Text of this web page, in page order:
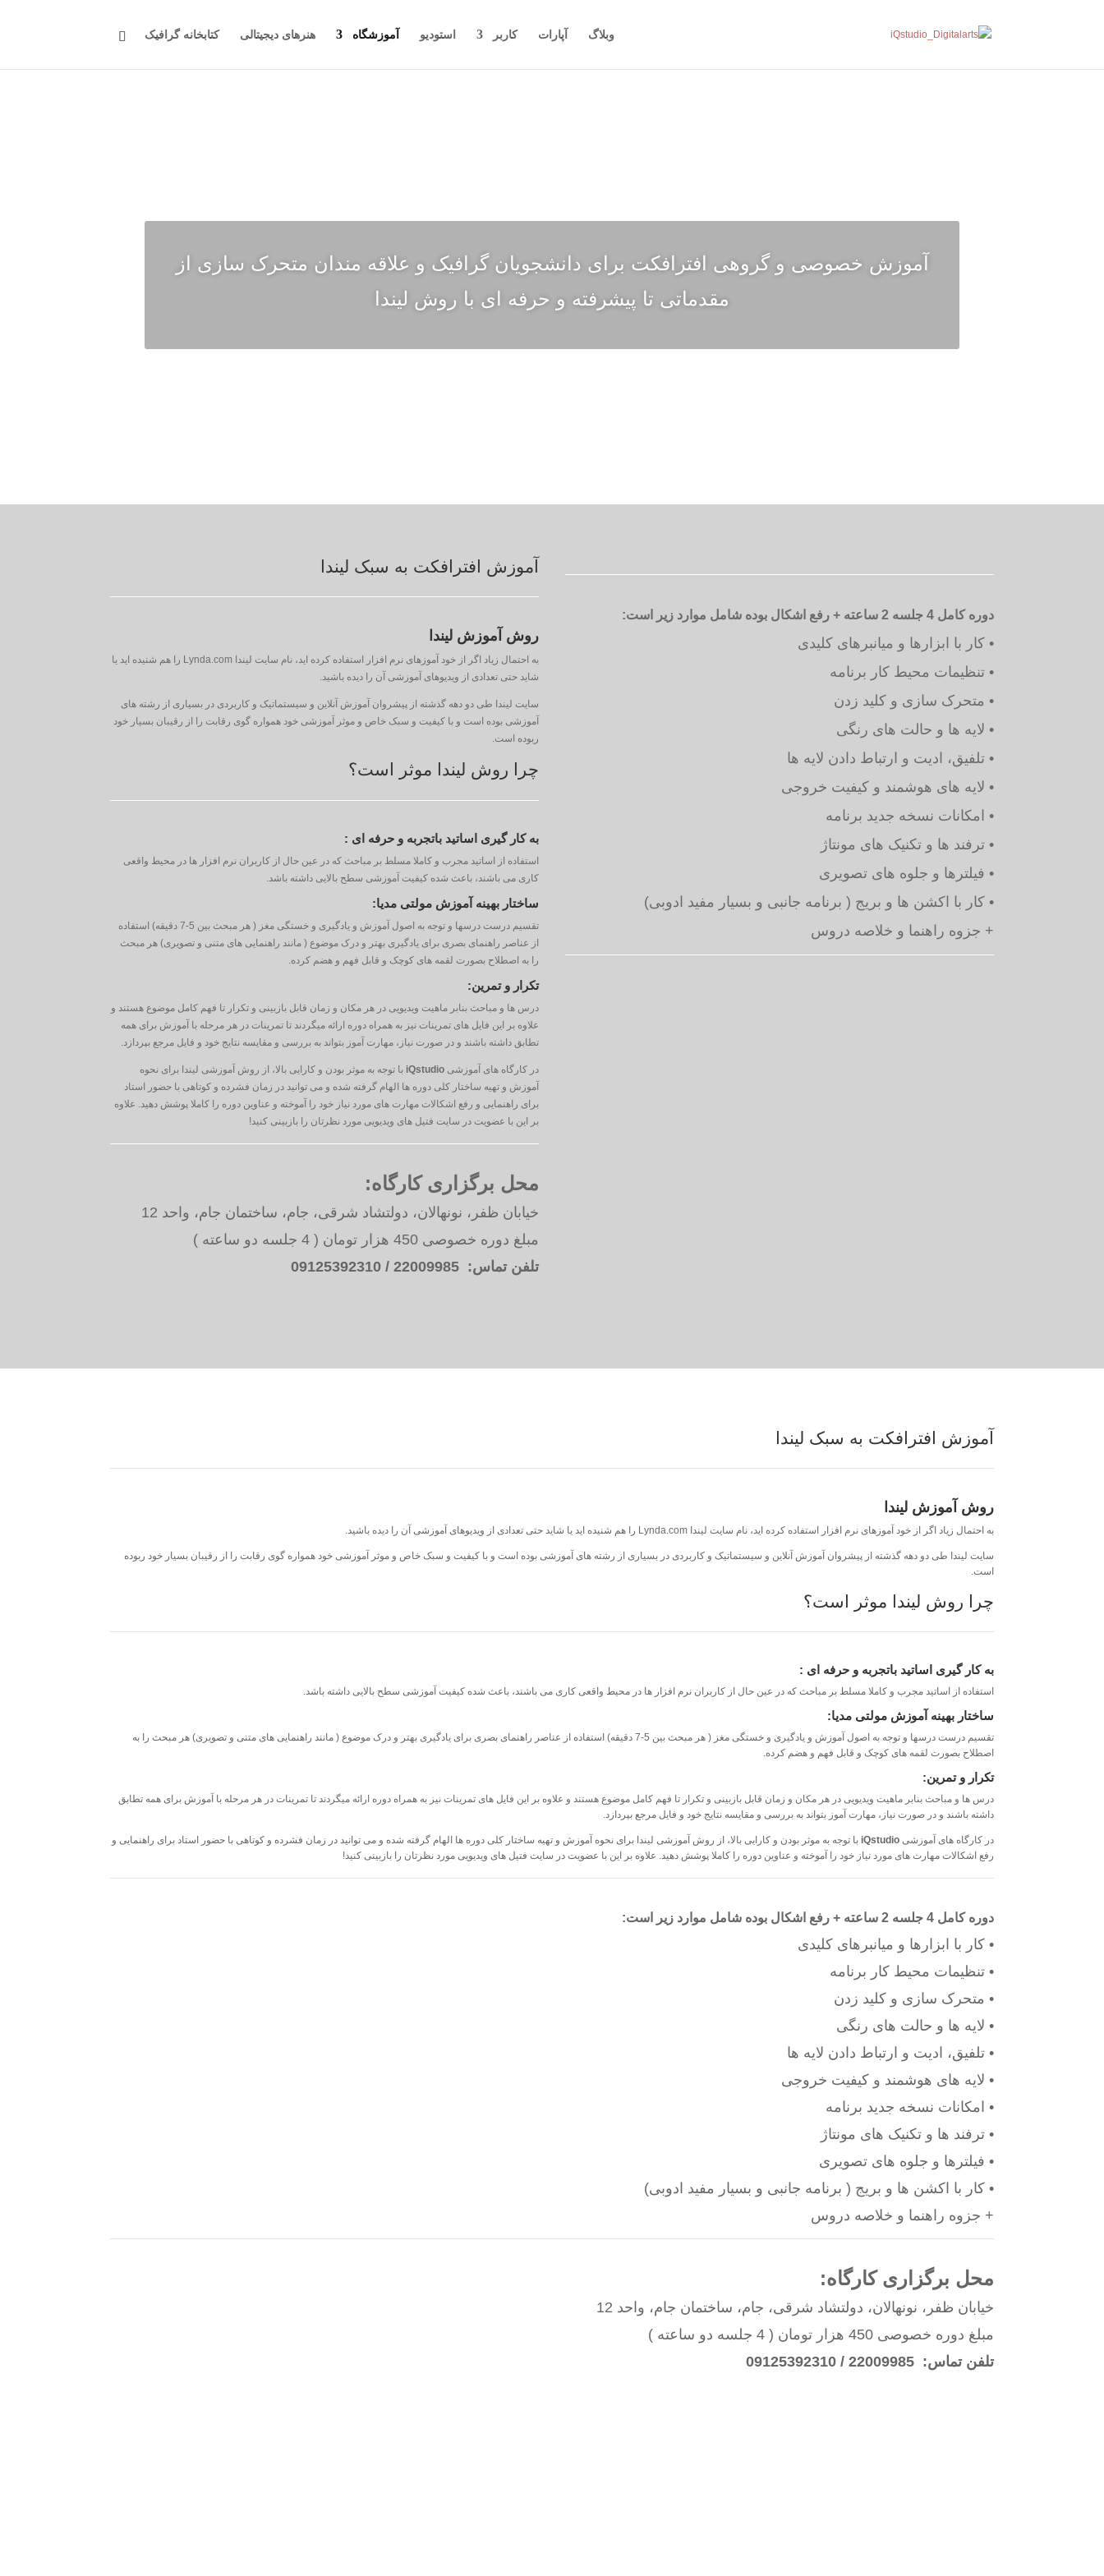
وبلاگ آپارات کاربر استودیو آموزشگاه هنرهای دیجیتالی کتابخانه گرافیک
آموزش خصوصی و گروهی افترافکت برای دانشجویان گرافیک و علاقه مندان متحرک سازی از
مقدماتی تا پیشرفته و حرفه ای با روش لیندا
آموزش افترافکت به سبک لیندا
روش آموزش لیندا
به احتمال زیاد اگر از خود آموزهای نرم افزار استفاده کرده اید، نام سایت لیندا Lynda.com را هم شنیده اید یا
شاید حتی تعدادی از ویدیوهای آموزشی آن را دیده باشید.
سایت لیندا طی دو دهه گذشته از پیشروان آموزش آنلاین و سیستماتیک و کاربردی در بسیاری از رشته های
آموزشی بوده است و با کیفیت و سبک خاص و موثر آموزشی خود همواره گوی رقابت را از رقیبان بسیار خود
ربوده است.
چرا روش لیندا موثر است؟
به کار گیری اساتید باتجربه و حرفه ای :
استفاده از اساتید مجرب و کاملا مسلط بر مباحث که در عین حال از کاربران نرم افزار ها در محیط واقعی
کاری می باشند، باعث شده کیفیت آموزشی سطح بالایی داشته باشد.
ساختار بهینه آموزش مولتی مدیا:
تقسیم درست درسها و توجه به اصول آموزش و یادگیری و خستگی مغز ( هر مبحث بین 5-7 دقیقه) استفاده
از عناصر راهنمای بصری برای یادگیری بهتر و درک موضوع ( مانند راهنمایی های متنی و تصویری) هر مبحث
را به اصطلاح بصورت لقمه های کوچک و قابل فهم و هضم کرده.
تکرار و تمرین:
درس ها و مباحث بنابر ماهیت ویدیویی در هر مکان و زمان قابل بازبینی و تکرار تا فهم کامل موضوع هستند و
علاوه بر این فایل های تمرینات نیز به همراه دوره ارائه میگردند تا تمرینات در هر مرحله با آموزش برای همه
تطابق داشته باشند و در صورت نیاز، مهارت آموز بتواند به بررسی و مقایسه نتایج خود و فایل مرجع بپردازد.
در کارگاه های آموزشیiQstudio با توجه به موثر بودن و کارایی بالا، از روش آموزشی لیندا برای نحوه
آموزش و تهیه ساختار کلی دوره ها الهام گرفته شده و می توانید در زمان فشرده و کوتاهی با حضور استاد
برای راهنمایی و رفع اشکالات مهارت های مورد نیاز خود را آموخته و عناوین دوره را کاملا پوشش دهید. علاوه
بر این با عضویت در سایت فتیل های ویدیویی مورد نظرتان را بازبینی کنید!
محل برگزاری کارگاه:
خیابان ظفر، نونهالان، دولتشاد شرقی، جام، ساختمان جام، واحد 12
مبلغ دوره خصوصی 450 هزار تومان ( 4 جلسه دو ساعته )
تلفن تماس: 22009985 / 09125392310
دوره کامل 4 جلسه 2 ساعته + رفع اشکال بوده شامل موارد زیر است:
• کار با ابزارها و میانبرهای کلیدی
• تنظیمات محیط کار برنامه
• متحرک سازی و کلید زدن
• لایه ها و حالت های رنگی
• تلفیق، ادیت و ارتباط دادن لایه ها
• لایه های هوشمند و کیفیت خروجی
• امکانات نسخه جدید برنامه
• ترفند ها و تکنیک های مونتاژ
• فیلترها و جلوه های تصویری
• کار با اکشن ها و بریج ( برنامه جانبی و بسیار مفید ادوبی)
+ جزوه راهنما و خلاصه دروس
آموزش افترافکت به سبک لیندا
روش آموزش لیندا
به احتمال زیاد اگر از خود آموزهای نرم افزار استفاده کرده اید، نام سایت لیندا Lynda.com را هم شنیده اید یا شاید حتی تعدادی از ویدیوهای آموزشی آن را دیده باشید.
سایت لیندا طی دو دهه گذشته از پیشروان آموزش آنلاین و سیستماتیک و کاربردی در بسیاری از رشته های آموزشی بوده است و با کیفیت و سبک خاص و موثر آموزشی خود همواره گوی رقابت را از رقیبان بسیار خود ربوده
است.
چرا روش لیندا موثر است؟
به کار گیری اساتید باتجربه و حرفه ای :
استفاده از اساتید مجرب و کاملا مسلط بر مباحث که در عین حال از کاربران نرم افزار ها در محیط واقعی کاری می باشند، باعث شده کیفیت آموزشی سطح بالایی داشته باشد.
ساختار بهینه آموزش مولتی مدیا:
تقسیم درست درسها و توجه به اصول آموزش و یادگیری و خستگی مغز ( هر مبحث بین 5-7 دقیقه) استفاده از عناصر راهنمای بصری برای یادگیری بهتر و درک موضوع ( مانند راهنمایی های متنی و تصویری) هر مبحث را به
اصطلاح بصورت لقمه های کوچک و قابل فهم و هضم کرده.
تکرار و تمرین:
درس ها و مباحث بنابر ماهیت ویدیویی در هر مکان و زمان قابل بازبینی و تکرار تا فهم کامل موضوع هستند و علاوه بر این فایل های تمرینات نیز به همراه دوره ارائه میگردند تا تمرینات در هر مرحله با آموزش برای همه تطابق
داشته باشند و در صورت نیاز، مهارت آموز بتواند به بررسی و مقایسه نتایج خود و فایل مرجع بپردازد.
در کارگاه های آموزشیiQstudio با توجه به موثر بودن و کارایی بالا، از روش آموزشی لیندا برای نحوه آموزش و تهیه ساختار کلی دوره ها الهام گرفته شده و می توانید در زمان فشرده و کوتاهی با حضور استاد برای راهنمایی و
رفع اشکالات مهارت های مورد نیاز خود را آموخته و عناوین دوره را کاملا پوشش دهید. علاوه بر این با عضویت در سایت فتیل های ویدیویی مورد نظرتان را بازبینی کنید!
دوره کامل 4 جلسه 2 ساعته + رفع اشکال بوده شامل موارد زیر است:
• کار با ابزارها و میانبرهای کلیدی
• تنظیمات محیط کار برنامه
• متحرک سازی و کلید زدن
• لایه ها و حالت های رنگی
• تلفیق، ادیت و ارتباط دادن لایه ها
• لایه های هوشمند و کیفیت خروجی
• امکانات نسخه جدید برنامه
• ترفند ها و تکنیک های مونتاژ
• فیلترها و جلوه های تصویری
• کار با اکشن ها و بریج ( برنامه جانبی و بسیار مفید ادوبی)
+ جزوه راهنما و خلاصه دروس
محل برگزاری کارگاه:
خیابان ظفر، نونهالان، دولتشاد شرقی، جام، ساختمان جام، واحد 12
مبلغ دوره خصوصی 450 هزار تومان ( 4 جلسه دو ساعته )
تلفن تماس: 22009985 / 09125392310